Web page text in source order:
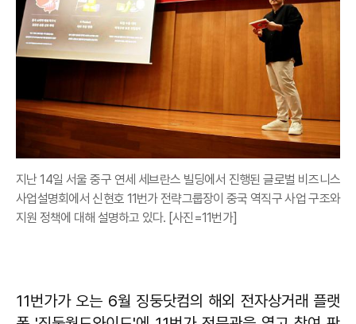
지난 14일 서울 중구 연세 세브란스 빌딩에서 진행된 글로벌 비즈니스
사업설명회에서 신현호 11번가 전략그룹장이 중국 역직구 사업 구조와
지원 정책에 대해 설명하고 있다. [사진=11번가]
11번가가 오는 6월 징둥닷컴의 해외 전자상거래 플랫